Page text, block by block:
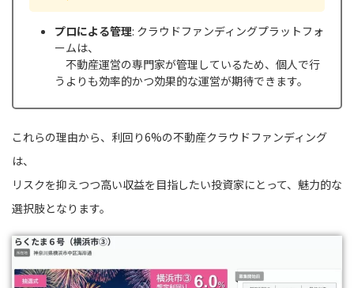
プロによる管理: クラウドファンディングプラットフォ
ームは、
不動産運営の専門家が管理しているため、個人で行
うよりも効率的かつ効果的な運営が期待できます。
これらの理由から、利回り6%の不動産クラウドファンディング
は、
リスクを抑えつつ高い収益を目指したい投資家にとって、魅力的な
選択肢となります。